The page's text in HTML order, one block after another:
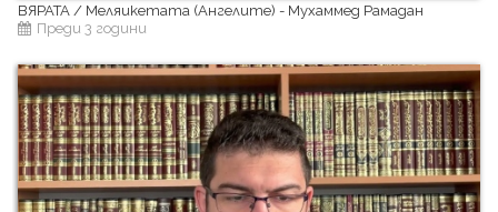
ВЯРАТА / Меляикетата (Ангелите) - Мухаммед Рамадан
Преди 3 години